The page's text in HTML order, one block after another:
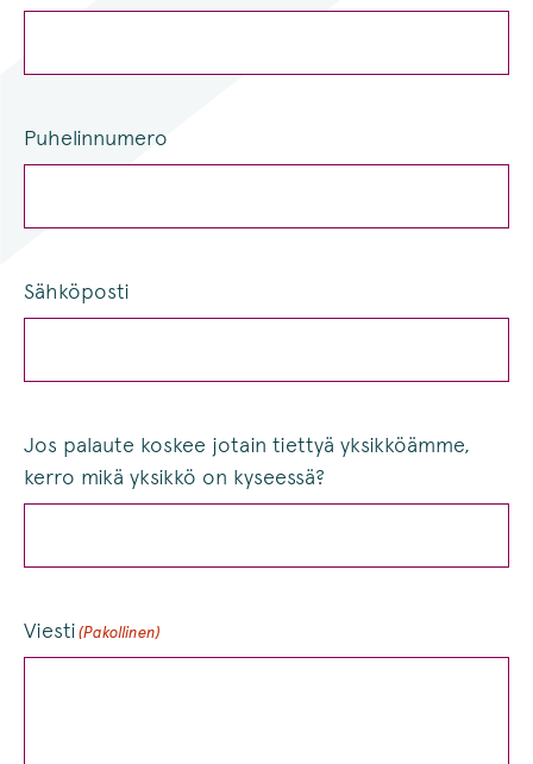
Puhelinnumero
Sähköposti
Jos palaute koskee jotain tiettyä yksikköämme,
kerro mikä yksikkö on kyseessä?
Viesti (Pakollinen)